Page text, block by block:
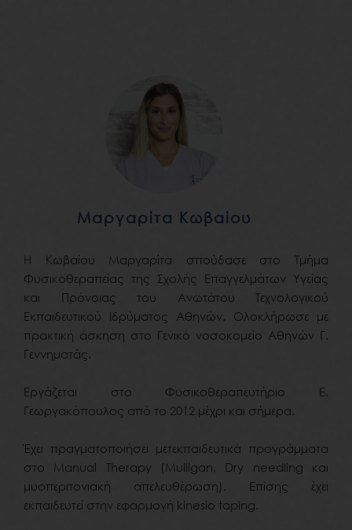
Μαργαρίτα Κωβαίου
Η Κωβαίου Μαργαρίτα σπούδασε στο Τμήμα
Φυσικοθεραπείας της Σχολής Επαγγελμάτων Υγείας
και Πρόνοιας του Ανωτάτου Τεχνολογικού
Εκπαιδευτικού Ιδρύματος Αθηνών. Ολοκλήρωσε με
πρακτική άσκηση στο Γενικό νοσοκομείο Αθηνών Γ.
Γεννηματάς.
Εργάζεται στο Φυσικοθεραπευτήριο Ε.
Γεωργακόπουλος από το 2012 μέχρι και σήμερα.
Έχει πραγματοποιήσει μετεκπαιδευτικά προγράμματα
στο Manual Therapy (Mulligan, Dry needling και
μυοπεριτονιακή απελευθέρωση). Επίσης έχει
εκπαιδευτεί στην εφαρμογή kinesio taping.